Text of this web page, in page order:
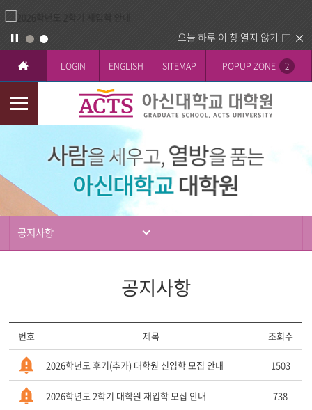
오늘 하루 이 창 열지 않기
LOGIN ENGLISH SITEMAP POPUP ZONE 2
모
바
공지사항
공지사항
번호 제목 조회수
2026학년도 후기(추가) 대학원 신입학 모집 안내 1503
2026학년도 2학기 대학원 재입학 모집 안내 738